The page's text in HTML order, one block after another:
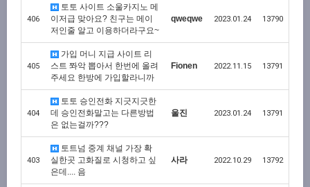
406
토토 사이트 소울카지노 메
이저급 맞아요? 친구는 메이
저인줄 알고 이용하더라구요~
qweqwe 2023.01.24 13790
405
가입 머니 지급 사이트 리
스트 쫘악 뽑아서 한번에 올려
주세요 한방에 가입할라니까
Fionen 2022.11.15 13791
404
토토 승인전화 지긋지긋한
데 승인전화말고는 다른방법
은 없는걸까???
울진 2023.01.24 13791
403
토트넘 중계 채널 가장 확
실한곳 고화질로 시청하고 싶
은데.... 음
사라 2022.10.29 13792